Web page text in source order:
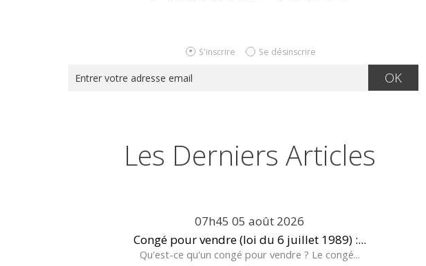
S'inscrire Se désinscrire
Les Derniers Articles
07h45 05 août 2026
Congé pour vendre (loi du 6 juillet 1989) :...
Qu'est-ce qu'un congé pour vendre ? Le congé...